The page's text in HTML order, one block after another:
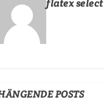
flatex select
POSTS